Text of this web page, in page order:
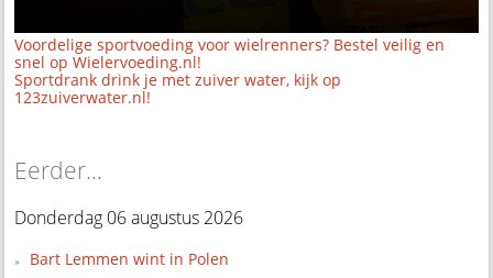
Voordelige sportvoeding voor wielrenners? Bestel veilig en
snel op Wielervoeding.nl!
Sportdrank drink je met zuiver water, kijk op
123zuiverwater.nl!
Eerder...
Donderdag 06 augustus 2026
Bart Lemmen wint in Polen